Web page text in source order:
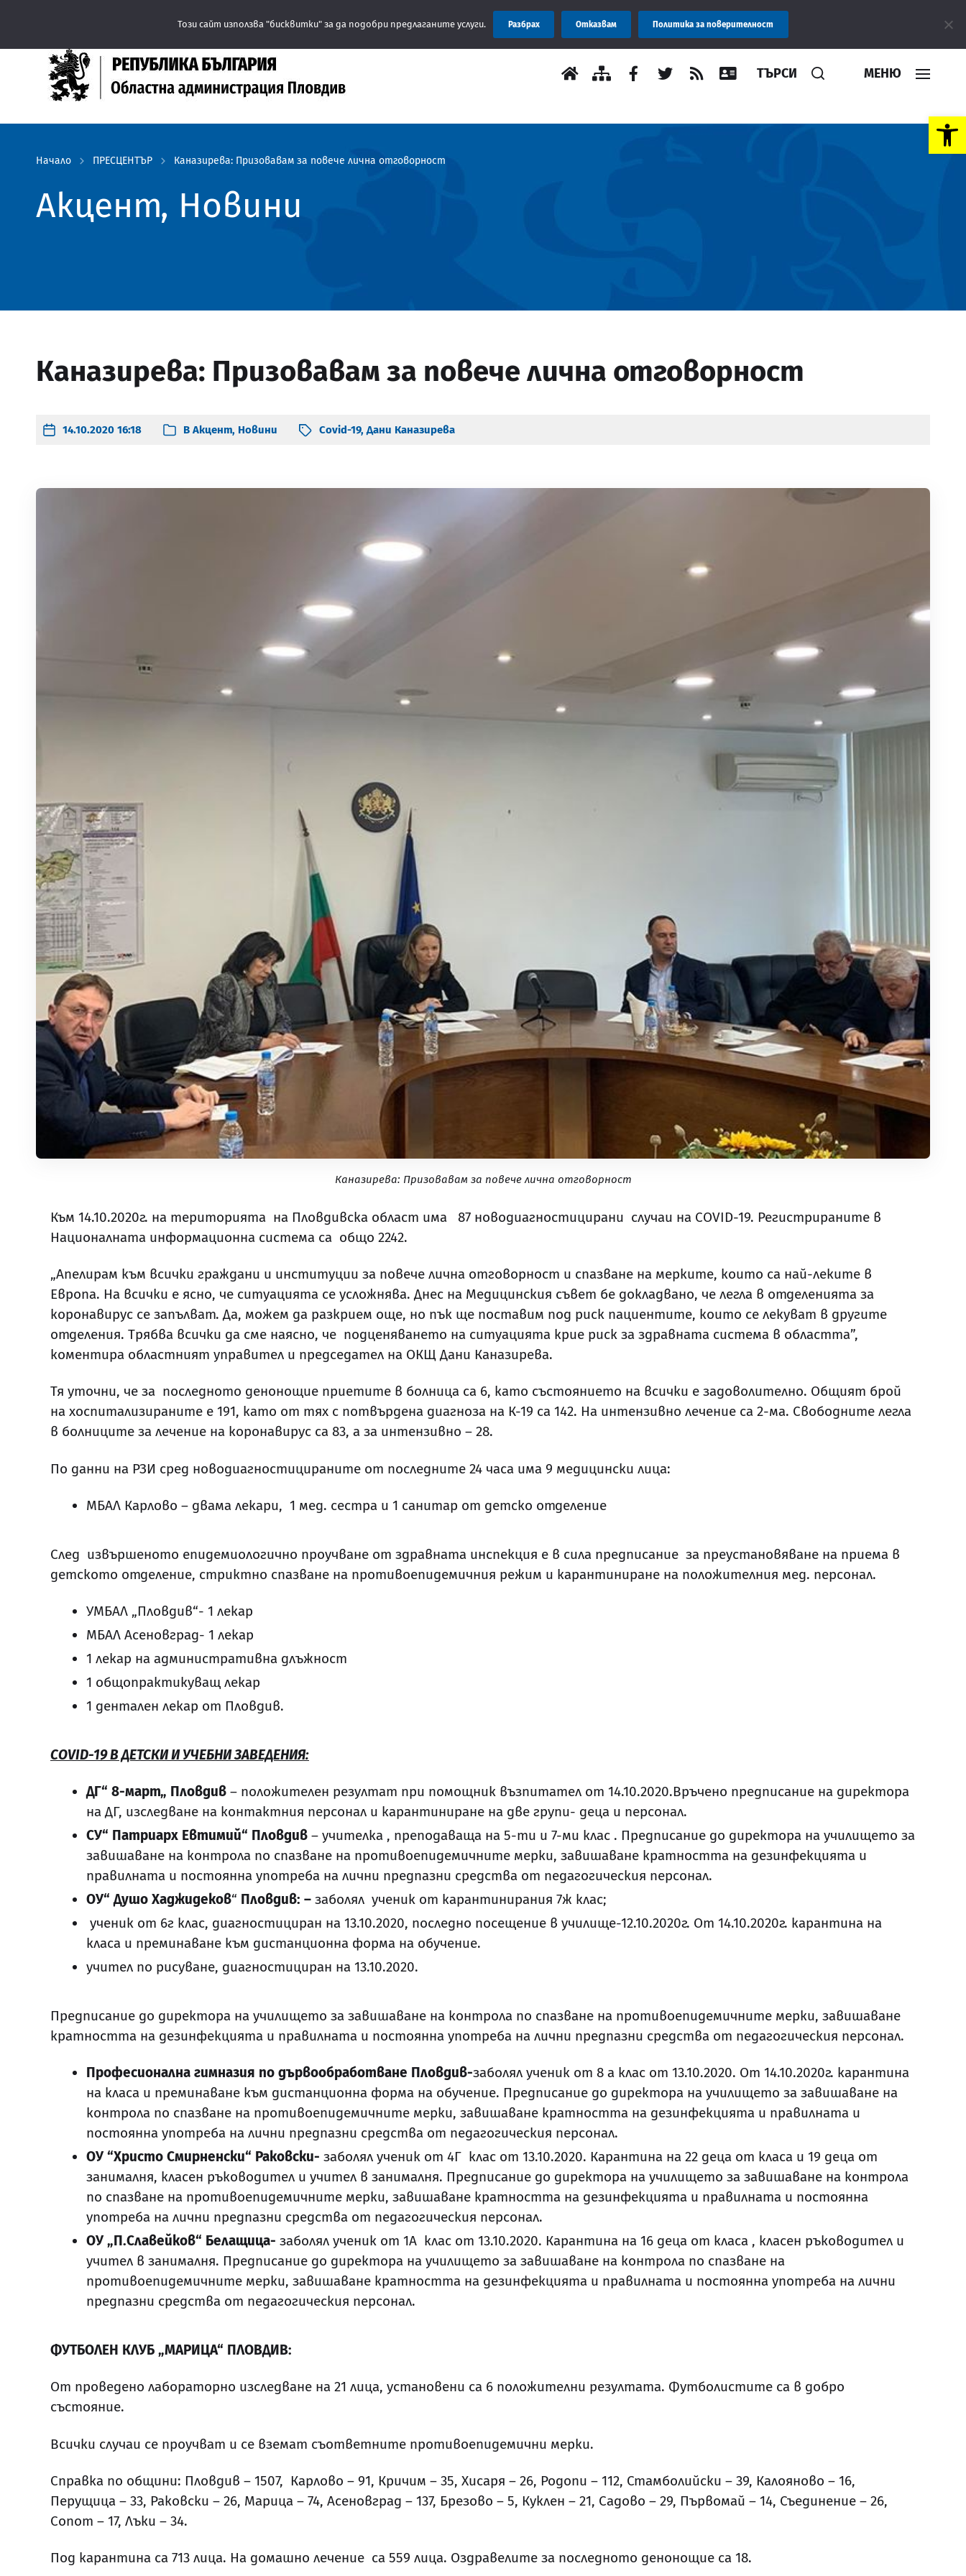
Open toolbar
Съобщение: Областна администрация Пловдив препоръчва заплащането
ТЪРСИ МЕНЮ
Начало ПРЕСЦЕНТЪР Каназирева: Призовавам за повече лична отговорност
Акцент, Новини
Каназирева: Призовавам за повече лична отговорност
14.10.2020 16:18 В Акцент, Новини Covid-19,Дани Каназирева
Каназирева: Призовавам за повече лична отговорност
Към 14.10.2020г. на територията на Пловдивска област има 87 новодиагностицирани случаи на COVID-19. Регистрираните в
Националната информационна система са общо 2242.
„Апелирам към всички граждани и институции за повече лична отговорност и спазване на мерките, които са най-леките в
Европа. На всички е ясно, че ситуацията се усложнява. Днес на Медицинския съвет бе докладвано, че легла в отделенията за
коронавирус се запълват. Да, можем да разкрием още, но пък ще поставим под риск пациентите, които се лекуват в другите
отделения. Трябва всички да сме наясно, че подценяването на ситуацията крие риск за здравната система в областта”,
коментира областният управител и председател на ОКЩ Дани Каназирева.
Тя уточни, че за последното денонощие приетите в болница са 6, като състоянието на всички е задоволително. Общият брой
на хоспитализираните е 191, като от тях с потвърдена диагноза на К-19 са 142. На интензивно лечение са 2-ма. Свободните легла
в болниците за лечение на коронавирус са 83, а за интензивно – 28.
По данни на РЗИ сред новодиагностицираните от последните 24 часа има 9 медицински лица:
МБАЛ Карлово – двама лекари, 1 мед. сестра и 1 санитар от детско отделение
След извършеното епидемиологично проучване от здравната инспекция е в сила предписание за преустановяване на приема в
детското отделение, стриктно спазване на противоепидемичния режим и карантиниране на положителния мед. персонал.
УМБАЛ „Пловдив“- 1 лекар
МБАЛ Асеновград- 1 лекар
1 лекар на административна длъжност
1 общопрактикуващ лекар
1 дентален лекар от Пловдив.
COVID-19В ДЕТСКИ И УЧЕБНИ ЗАВЕДЕНИЯ:
ДГ“ 8-март„ Пловдив – положителен резултат при помощник възпитател от 14.10.2020.Връчено предписание на директора
на ДГ, изследване на контактния персонал и карантиниране на две групи- деца и персонал.
СУ“ Патриарх Евтимий“ Пловдив – учителка , преподаваща на 5-ти и 7-ми клас . Предписание до директора на училището за
завишаване на контрола по спазване на противоепидемичните мерки, завишаване кратността на дезинфекцията и
правилната и постоянна употреба на лични предпазни средства от педагогическия персонал.
ОУ“ Душо Хаджидеков“ Пловдив: – заболял ученик от карантинирания 7ж клас;
ученик от 6г клас, диагностициран на 13.10.2020, последно посещение в училище-12.10.2020г. От 14.10.2020г. карантина на
класа и преминаване към дистанционна форма на обучение.
учител по рисуване, диагностициран на 13.10.2020.
Предписание до директора на училището за завишаване на контрола по спазване на противоепидемичните мерки, завишаване
кратността на дезинфекцията и правилната и постоянна употреба на лични предпазни средства от педагогическия персонал.
Професионална гимназия по дървообработване Пловдив-заболял ученик от 8 а клас от 13.10.2020. От 14.10.2020г. карантина
на класа и преминаване към дистанционна форма на обучение. Предписание до директора на училището за завишаване на
контрола по спазване на противоепидемичните мерки, завишаване кратността на дезинфекцията и правилната и
постоянна употреба на лични предпазни средства от педагогическия персонал.
ОУ “Христо Смирненски“ Раковски- заболял ученик от 4Г клас от 13.10.2020. Карантина на 22 деца от класа и 19 деца от
занималня, класен ръководител и учител в занималня. Предписание до директора на училището за завишаване на контрола
по спазване на противоепидемичните мерки, завишаване кратността на дезинфекцията и правилната и постоянна
употреба на лични предпазни средства от педагогическия персонал.
ОУ „П.Славейков“ Белащица- заболял ученик от 1А клас от 13.10.2020. Карантина на 16 деца от класа , класен ръководител и
учител в занималня. Предписание до директора на училището за завишаване на контрола по спазване на
противоепидемичните мерки, завишаване кратността на дезинфекцията и правилната и постоянна употреба на лични
предпазни средства от педагогическия персонал.
ФУТБОЛЕН КЛУБ „МАРИЦА“ ПЛОВДИВ:
От проведено лабораторно изследване на 21 лица, установени са 6 положителни резултата. Футболистите са в добро
състояние.
Всички случаи се проучват и се вземат съответните противоепидемични мерки.
Справка по общини: Пловдив – 1507, Карлово – 91, Кричим – 35, Хисаря – 26, Родопи – 112, Стамболийски – 39, Калояново – 16,
Перущица – 33, Раковски – 26, Марица – 74, Асеновград – 137, Брезово – 5, Куклен – 21, Садово – 29, Първомай – 14, Съединение – 26,
Сопот – 17, Лъки – 34.
Под карантина са 713 лица. На домашно лечение са 559 лица. Оздравелите за последното денонощие са 18.
Този сайт използва "бисквитки" за да подобри предлаганите услуги. Разбрах Отказвам Политика за поверителност